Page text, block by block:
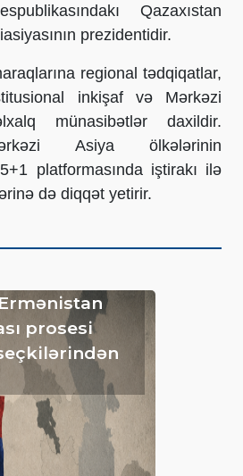
Qazaxıstan
prezidentidir.
regional tədqiqatlar,
inkişaf və Mərkəzi
münasibətlər daxildir.
Asiya ölkələrinin
platformasında iştirakı ilə
də diqqət yetirir.
prosesi